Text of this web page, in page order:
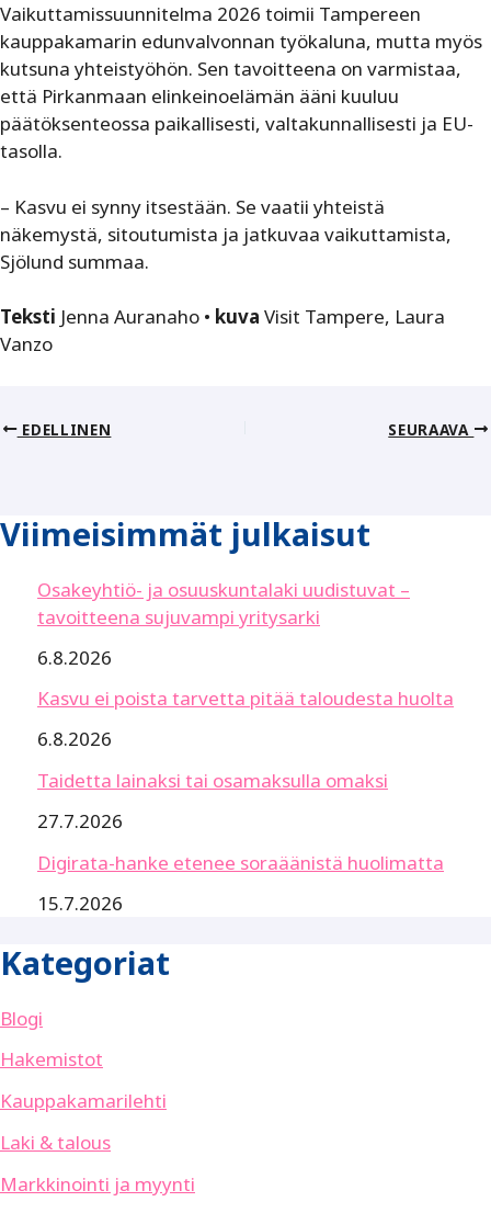
Vaikuttamissuunnitelma 2026 toimii Tampereen
kauppakamarin edunvalvonnan työkaluna, mutta myös
kutsuna yhteistyöhön. Sen tavoitteena on varmistaa,
että Pirkanmaan elinkeinoelämän ääni kuuluu
päätöksenteossa paikallisesti, valtakunnallisesti ja EU-
tasolla.
– Kasvu ei synny itsestään. Se vaatii yhteistä
näkemystä, sitoutumista ja jatkuvaa vaikuttamista,
Sjölund summaa.
Teksti Jenna Auranaho • kuva Visit Tampere, Laura
Vanzo
EDELLINEN SEURAAVA
Viimeisimmät julkaisut
Osakeyhtiö- ja osuuskuntalaki uudistuvat –
tavoitteena sujuvampi yritysarki
6.8.2026
Kasvu ei poista tarvetta pitää taloudesta huolta
6.8.2026
Taidetta lainaksi tai osamaksulla omaksi
27.7.2026
Digirata-hanke etenee soraäänistä huolimatta
15.7.2026
Kategoriat
Blogi
Hakemistot
Kauppakamarilehti
Laki & talous
Markkinointi ja myynti